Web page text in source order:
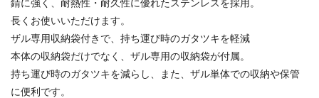
錆に強く、耐熱性・耐久性に優れたステンレスを採用。
長くお使いいただけます。
ザル専用収納袋付きで、持ち運び時のガタツキを軽減
本体の収納袋だけでなく、ザル専用の収納袋が付属。
持ち運び時のガタツキを減らし、また、ザル単体での収納や保管
に便利です。